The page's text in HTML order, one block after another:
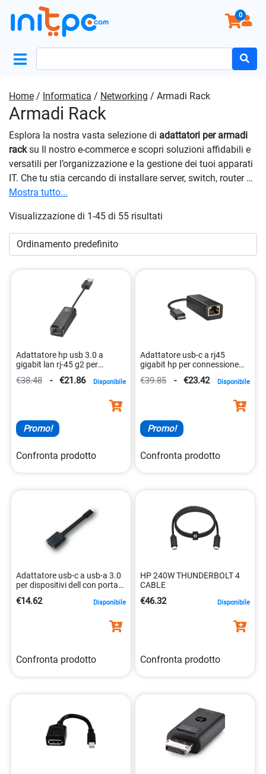
0
Home / Informatica / Networking / Armadi Rack
Armadi Rack
Esplora la nostra vasta selezione di adattatori per armadi
racksu Il nostro e-commerce e scopri soluzioni affidabili e
versatili per l’organizzazione e la gestione dei tuoi apparati
IT. Che tu stia cercando di installare server, switch, router o
altri dispositivi di rete, troverai esattamente ciò di cui hai
mantenere i tuoi dispositivi sicuri e ben organizzati,
garantendo al contempo un flusso d’aria ottimale per il
raffreddamento dei tuoi apparati IT. Affidati alla nostra
gestione dei tuoi dispositivi IT. Esplora la nostra vasta
selezione e trova il prodotto perfetto per le tue esigenze di
organizzazione e gestione del cablaggio all’interno del tuo
armadio rack.
Mostra tutto...
Visualizzazione di 1-45 di 55 risultati
Adattatore hp usb 3.0 a
gigabit lan rj-45 g2 per
0196188567630
€38.48 - €21.86 Disponibile
Promo!
Confronta prodotto
Adattatore usb-c a rj45
gigabit hp per connessione
€39.85 - €23.42 Disponibile
Promo!
Confronta prodotto
Adattatore usb-c a usb-a 3.0
per dispositivi dell con porta
€14.62 Disponibile
Confronta prodotto
HP 240W THUNDERBOLT 4
CABLE
€46.32 Disponibile
Confronta prodotto